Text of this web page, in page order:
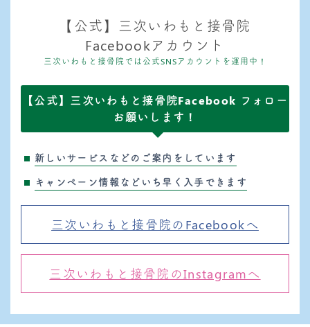
【公式】三次いわもと接骨院
Facebookアカウント
三次いわもと接骨院では公式SNSアカウントを運用中！
【公式】三次いわもと接骨院Facebook フォロー
お願いします！
新しいサービスなどのご案内をしています
キャンペーン情報などいち早く入手できます
三次いわもと接骨院のFacebookへ
三次いわもと接骨院のInstagramへ